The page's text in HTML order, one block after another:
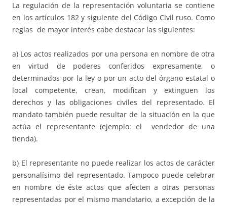
La regulación de la representación voluntaria se contiene
en los artículos 182 y siguiente del Código Civil ruso. Como
reglas de mayor interés cabe destacar las siguientes:
a) Los actos realizados por una persona en nombre de otra
en virtud de poderes conferidos expresamente, o
determinados por la ley o por un acto del órgano estatal o
local competente, crean, modifican y extinguen los
derechos y las obligaciones civiles del representado. El
mandato también puede resultar de la situación en la que
actúa el representante (ejemplo: el vendedor de una
tienda).
b) El representante no puede realizar los actos de carácter
personalísimo del representado. Tampoco puede celebrar
en nombre de éste actos que afecten a otras personas
representadas por el mismo mandatario, a excepción de la